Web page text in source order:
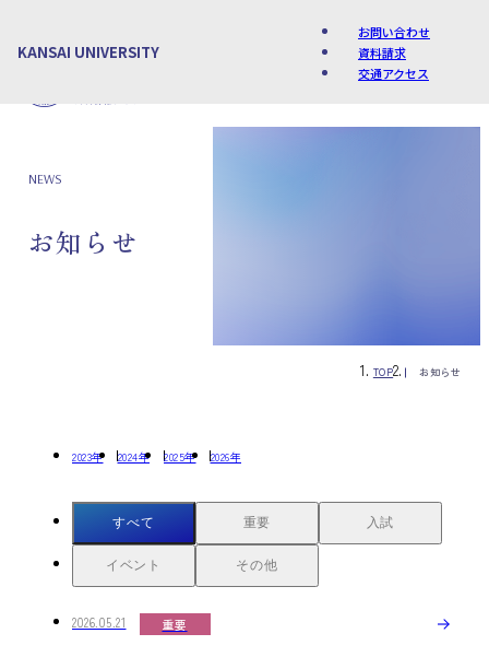
KANSAI UNIVERSITY
お問い合わせ
資料請求
交通アクセス
NEWS
お知らせ
TOP お知らせ
2023年 2024年 2025年 2026年
すべて 重要 入試
イベント その他
2026.05.21 重要